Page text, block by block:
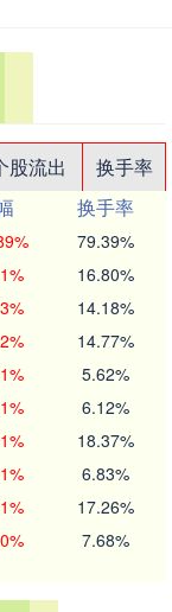
股流出
换手率
换手率
79.39%
16.80%
14.18%
14.77%
5.62%
6.12%
18.37%
6.83%
17.26%
7.68%